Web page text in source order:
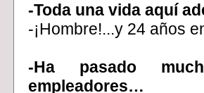
-Toda una vida aquí
-¡Hombre!...y 24 años
-Ha pasado
empleadores…